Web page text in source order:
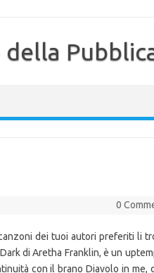
0
dei tuoi autori preferiti li
di Aretha Franklin, è un
con il brano Diavolo in me,